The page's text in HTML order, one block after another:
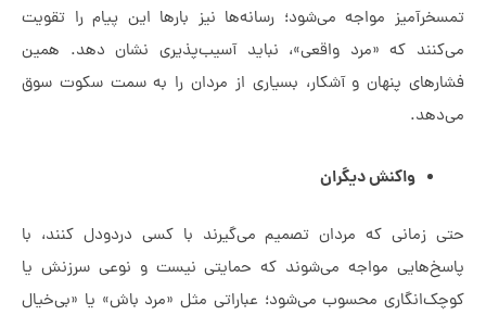
مواجه می‌شود؛ رسانه‌ها نیز بارها این پیام را تقویت
که «مرد واقعی»، نباید آسیب‌پذیری نشان دهد. همین
پنهان و آشکار، بسیاری از مردان را به سمت سکوت سوق
واکنش دیگران
که مردان تصمیم می‌گیرند با کسی دردودل کنند، با
مواجه می‌شوند که حمایتی نیست و نوعی سرزنش یا
محسوب می‌شود؛ عباراتی مثل «مرد باش» یا «بی‌خیال